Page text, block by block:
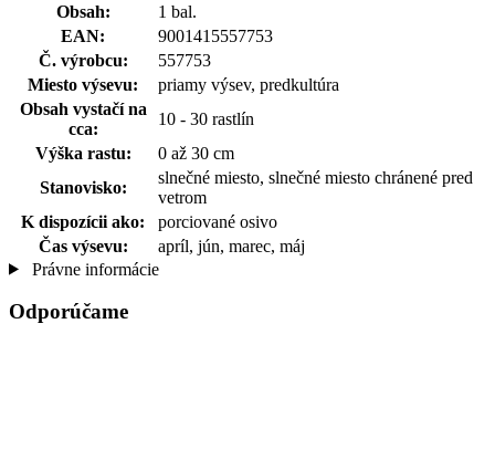
Obsah:
1 bal.
EAN:
9001415557753
Č. výrobcu:
557753
Miesto výsevu:
priamy výsev, predkultúra
Obsah vystačí na
cca:
10 - 30 rastlín
Výška rastu:
0 až 30 cm
Stanovisko:
slnečné miesto, slnečné miesto chránené pred
vetrom
K dispozícii ako:
porciované osivo
Čas výsevu:
apríl, jún, marec, máj
Právne informácie
Odporúčame